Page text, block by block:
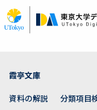
イ
ン
霞亭文庫
資料の解説
分類項目